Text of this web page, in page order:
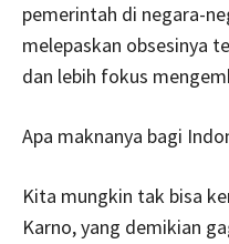
pemerintah di negara-
melepaskan obsesinya
dan lebih fokus
Apa maknanya bagi
Kita mungkin tak bisa
Karno, yang demikian